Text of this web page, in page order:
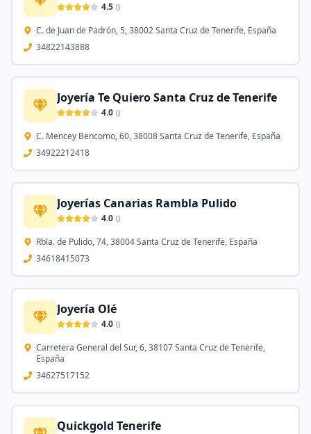
4.5 ()
C. de Juan de Padrón, 5, 38002 Santa Cruz de Tenerife, España
34822143888
Joyería Te Quiero Santa Cruz de Tenerife
4.0 ()
C. Mencey Bencomo, 60, 38008 Santa Cruz de Tenerife, España
34922212418
Joyerías Canarias Rambla Pulido
4.0 ()
Rbla. de Pulido, 74, 38004 Santa Cruz de Tenerife, España
34618415073
Joyería Olé
4.0 ()
Carretera General del Sur, 6, 38107 Santa Cruz de Tenerife,
España
34627517152
Quickgold Tenerife